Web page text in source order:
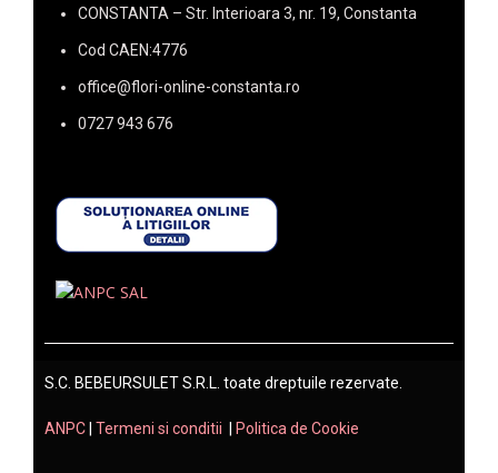
CONSTANTA – Str. Interioara 3, nr. 19, Constanta
Cod CAEN:4776
office@flori-online-constanta.ro
0727 943 676
S.C. BEBEURSULET S.R.L. toate dreptuile rezervate.
ANPC Termeni si conditii Politica de Cookie